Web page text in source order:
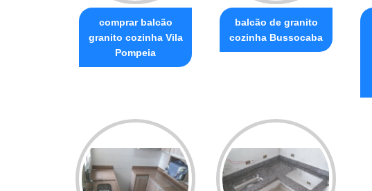
comprar balcão
granito cozinha Vila
Pompeia
balcão de granito
cozinha Bussocaba